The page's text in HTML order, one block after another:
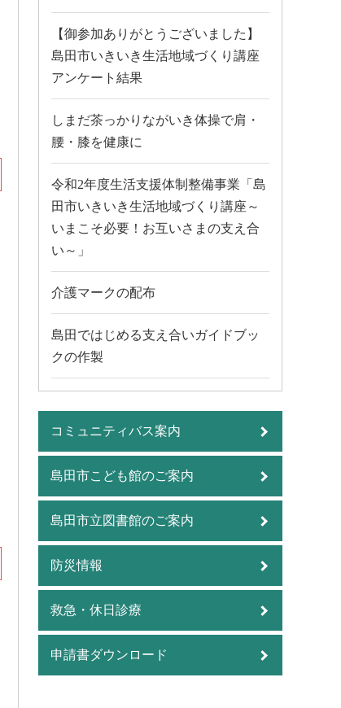
【御参加ありがとうございました】
島田市いきいき生活地域づくり講座
アンケート結果
しまだ茶っかりながいき体操で肩・
腰・膝を健康に
令和2年度生活支援体制整備事業「島
田市いきいき生活地域づくり講座～
いまこそ必要！お互いさまの支え合
い～」
介護マークの配布
島田ではじめる支え合いガイドブッ
クの作製
コミュニティバス案内
島田市こども館のご案内
島田市立図書館のご案内
防災情報
救急・休日診療
申請書ダウンロード